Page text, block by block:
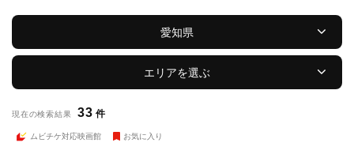
愛知県
エリアを選ぶ
現在の検索結果 33 件
ムビチケ対応映画館 お気に入り